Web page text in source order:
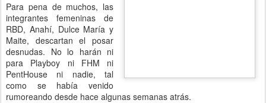
Para pena de muchos, las
integrantes femeninas de
RBD, Anahí, Dulce María y
Maite, descartan el posar
desnudas. No lo harán ni
para Playboy ni FHM ni
PentHouse ni nadie, tal
como se había venido
rumoreando desde hace algunas semanas atrás.